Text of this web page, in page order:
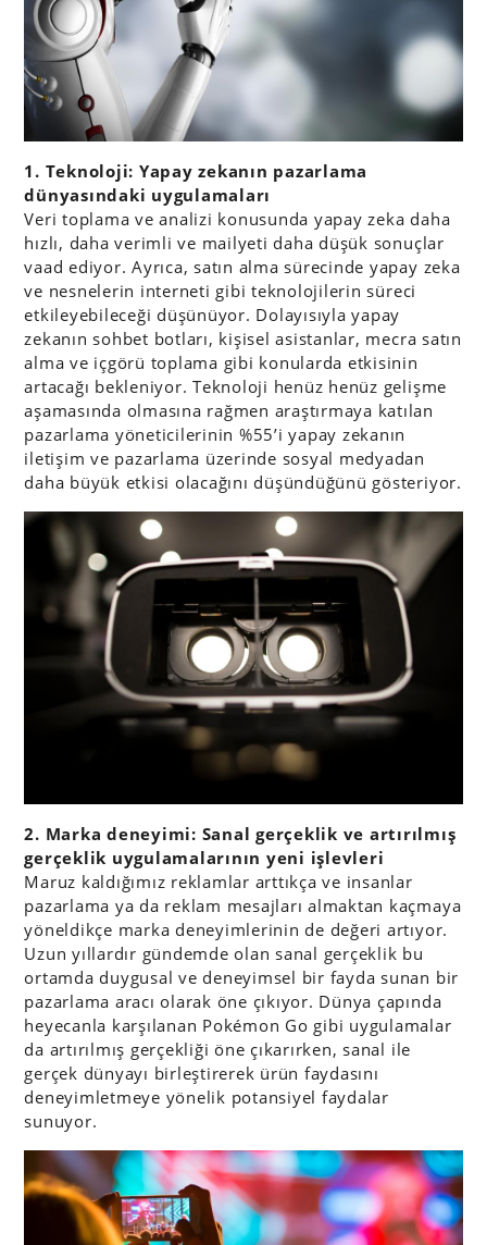
1. Teknoloji: Yapay zekanın pazarlama
dünyasındaki uygulamaları
Veri toplama ve analizi konusunda yapay zeka daha
hızlı, daha verimli ve mailyeti daha düşük sonuçlar
vaad ediyor. Ayrıca, satın alma sürecinde yapay zeka
ve nesnelerin interneti gibi teknolojilerin süreci
etkileyebileceği düşünüyor. Dolayısıyla yapay
zekanın sohbet botları, kişisel asistanlar, mecra satın
alma ve içgörü toplama gibi konularda etkisinin
artacağı bekleniyor. Teknoloji henüz henüz gelişme
aşamasında olmasına rağmen araştırmaya katılan
pazarlama yöneticilerinin %55’i yapay zekanın
iletişim ve pazarlama üzerinde sosyal medyadan
daha büyük etkisi olacağını düşündüğünü gösteriyor.
2. Marka deneyimi: Sanal gerçeklik ve artırılmış
gerçeklik uygulamalarının yeni işlevleri
Maruz kaldığımız reklamlar arttıkça ve insanlar
pazarlama ya da reklam mesajları almaktan kaçmaya
yöneldikçe marka deneyimlerinin de değeri artıyor.
Uzun yıllardır gündemde olan sanal gerçeklik bu
ortamda duygusal ve deneyimsel bir fayda sunan bir
pazarlama aracı olarak öne çıkıyor. Dünya çapında
heyecanla karşılanan Pokémon Go gibi uygulamalar
da artırılmış gerçekliği öne çıkarırken, sanal ile
gerçek dünyayı birleştirerek ürün faydasını
deneyimletmeye yönelik potansiyel faydalar
sunuyor.